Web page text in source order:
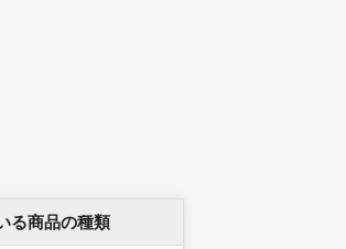
る商品の種類